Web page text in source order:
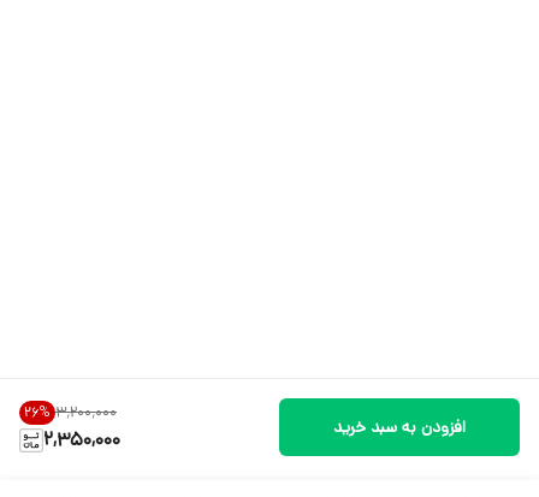
۳٬۲۰۰٬۰۰۰ 26%
2,350,000 افزودن به سبد خرید